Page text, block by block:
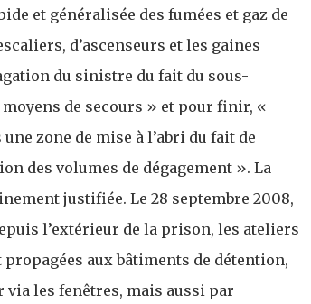
et généralisée des fumées et gaz de
d’ascenseurs et les gaines
du sinistre du fait du sous-
de secours » et pour finir, «
zone de mise à l’abri du fait de
des volumes de dégagement ». La
justifiée. Le 28 septembre 2008,
l’extérieur de la prison, les ateliers
aux bâtiments de détention,
via les fenêtres, mais aussi par